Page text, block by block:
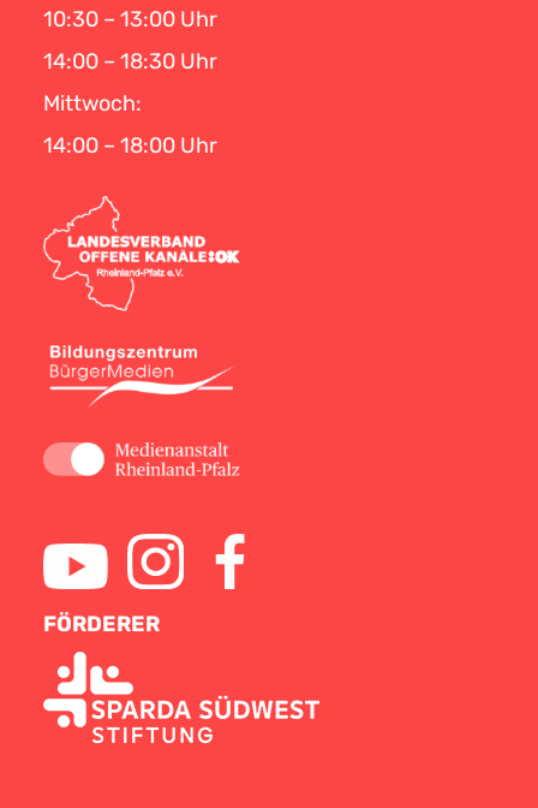
10:30 – 13:00 Uhr
14:00 – 18:30 Uhr
Mittwoch:
14:00 – 18:00 Uhr
FÖRDERER